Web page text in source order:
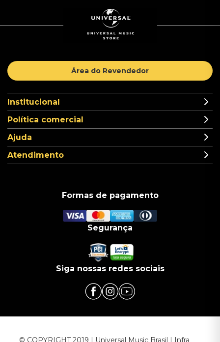
Área do Revendedor
Institucional
Política comercial
Ajuda
Atendimento
Formas de pagamento
Segurança
Siga nossas redes sociais
© COPYRIGHT 2019 | Universal Music Brasil | Infra